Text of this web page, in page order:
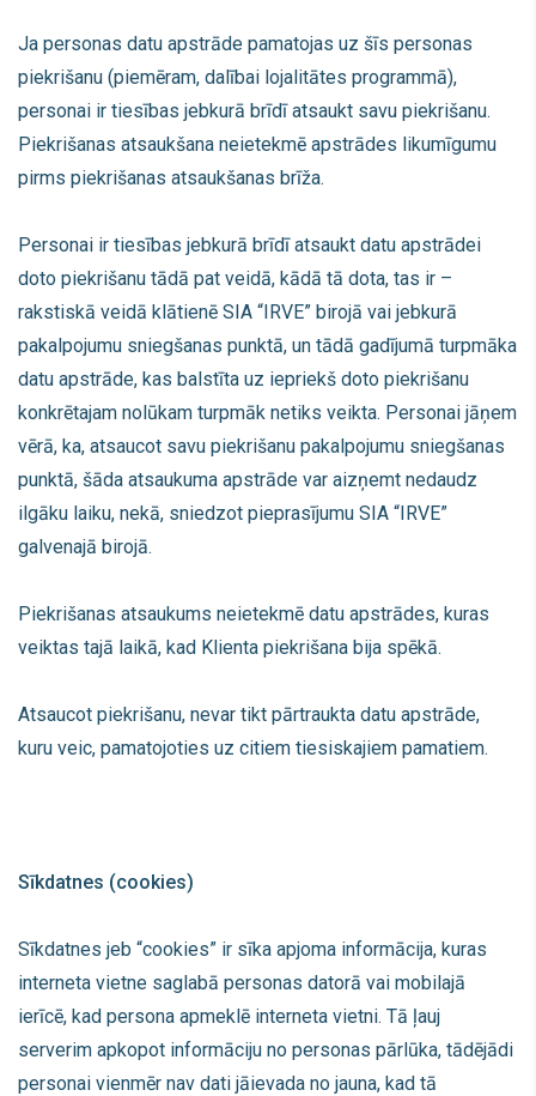
Ja personas datu apstrāde pamatojas uz šīs personas
piekrišanu (piemēram, dalībai lojalitātes programmā),
personai ir tiesības jebkurā brīdī atsaukt savu piekrišanu.
Piekrišanas atsaukšana neietekmē apstrādes likumīgumu
pirms piekrišanas atsaukšanas brīža.
Personai ir tiesības jebkurā brīdī atsaukt datu apstrādei
doto piekrišanu tādā pat veidā, kādā tā dota, tas ir –
rakstiskā veidā klātienē SIA “IRVE” birojā vai jebkurā
pakalpojumu sniegšanas punktā, un tādā gadījumā turpmāka
datu apstrāde, kas balstīta uz iepriekš doto piekrišanu
konkrētajam nolūkam turpmāk netiks veikta. Personai jāņem
vērā, ka, atsaucot savu piekrišanu pakalpojumu sniegšanas
punktā, šāda atsaukuma apstrāde var aizņemt nedaudz
ilgāku laiku, nekā, sniedzot pieprasījumu SIA “IRVE”
galvenajā birojā.
Piekrišanas atsaukums neietekmē datu apstrādes, kuras
veiktas tajā laikā, kad Klienta piekrišana bija spēkā.
Atsaucot piekrišanu, nevar tikt pārtraukta datu apstrāde,
kuru veic, pamatojoties uz citiem tiesiskajiem pamatiem.
Sīkdatnes (cookies)
Sīkdatnes jeb “cookies” ir sīka apjoma informācija, kuras
interneta vietne saglabā personas datorā vai mobilajā
ierīcē, kad persona apmeklē interneta vietni. Tā ļauj
serverim apkopot informāciju no personas pārlūka, tādējādi
personai vienmēr nav dati jāievada no jauna, kad tā